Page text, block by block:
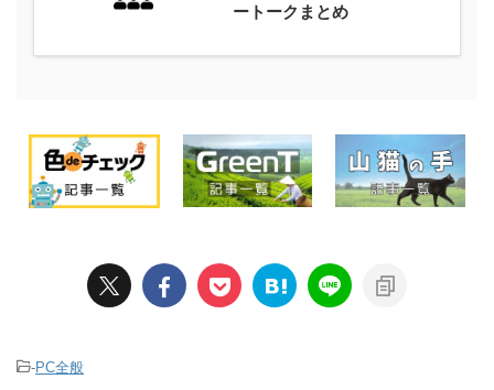
ートークまとめ
-PC全般